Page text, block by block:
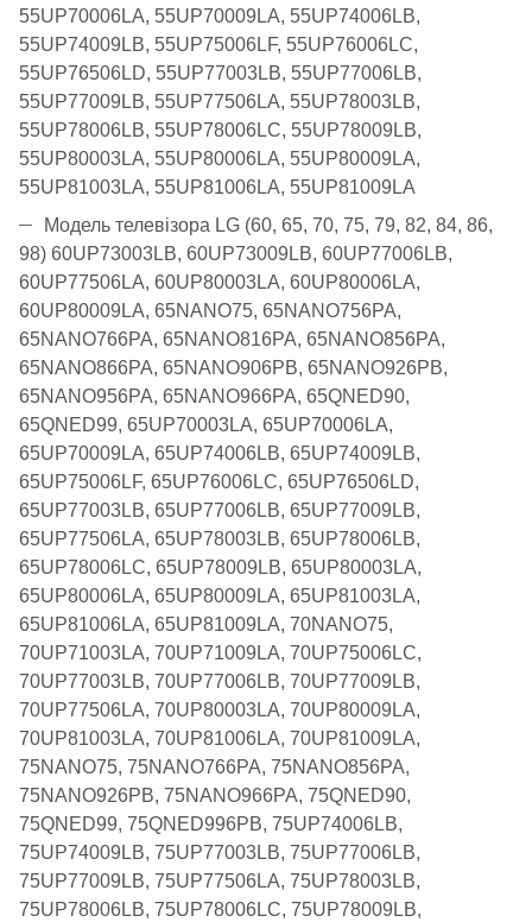
55UP70006LA, 55UP70009LA, 55UP74006LB,
55UP74009LB, 55UP75006LF, 55UP76006LC,
55UP76506LD, 55UP77003LB, 55UP77006LB,
55UP77009LB, 55UP77506LA, 55UP78003LB,
55UP78006LB, 55UP78006LC, 55UP78009LB,
55UP80003LA, 55UP80006LA, 55UP80009LA,
55UP81003LA, 55UP81006LA, 55UP81009LA
Модель телевізора LG (60, 65, 70, 75, 79, 82, 84, 86,
98) 60UP73003LB, 60UP73009LB, 60UP77006LB,
60UP77506LA, 60UP80003LA, 60UP80006LA,
60UP80009LA, 65NANO75, 65NANO756PA,
65NANO766PA, 65NANO816PA, 65NANO856PA,
65NANO866PA, 65NANO906PB, 65NANO926PB,
65NANO956PA, 65NANO966PA, 65QNED90,
65QNED99, 65UP70003LA, 65UP70006LA,
65UP70009LA, 65UP74006LB, 65UP74009LB,
65UP75006LF, 65UP76006LC, 65UP76506LD,
65UP77003LB, 65UP77006LB, 65UP77009LB,
65UP77506LA, 65UP78003LB, 65UP78006LB,
65UP78006LC, 65UP78009LB, 65UP80003LA,
65UP80006LA, 65UP80009LA, 65UP81003LA,
65UP81006LA, 65UP81009LA, 70NANO75,
70UP71003LA, 70UP71009LA, 70UP75006LC,
70UP77003LB, 70UP77006LB, 70UP77009LB,
70UP77506LA, 70UP80003LA, 70UP80009LA,
70UP81003LA, 70UP81006LA, 70UP81009LA,
75NANO75, 75NANO766PA, 75NANO856PA,
75NANO926PB, 75NANO966PA, 75QNED90,
75QNED99, 75QNED996PB, 75UP74006LB,
75UP74009LB, 75UP77003LB, 75UP77006LB,
75UP77009LB, 75UP77506LA, 75UP78003LB,
75UP78006LB, 75UP78006LC, 75UP78009LB,